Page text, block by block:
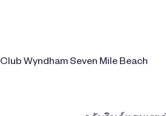
Club Wyndham Seven Mile Beach